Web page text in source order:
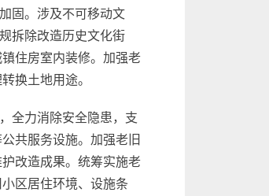
固。涉及不可移动文
拆除改造历史文化街
住房室内装修。加强老
换土地用途。
全力消除安全隐患，支
共服务设施。加强老旧
改造成果。统筹实施老
区居住环境、设施条